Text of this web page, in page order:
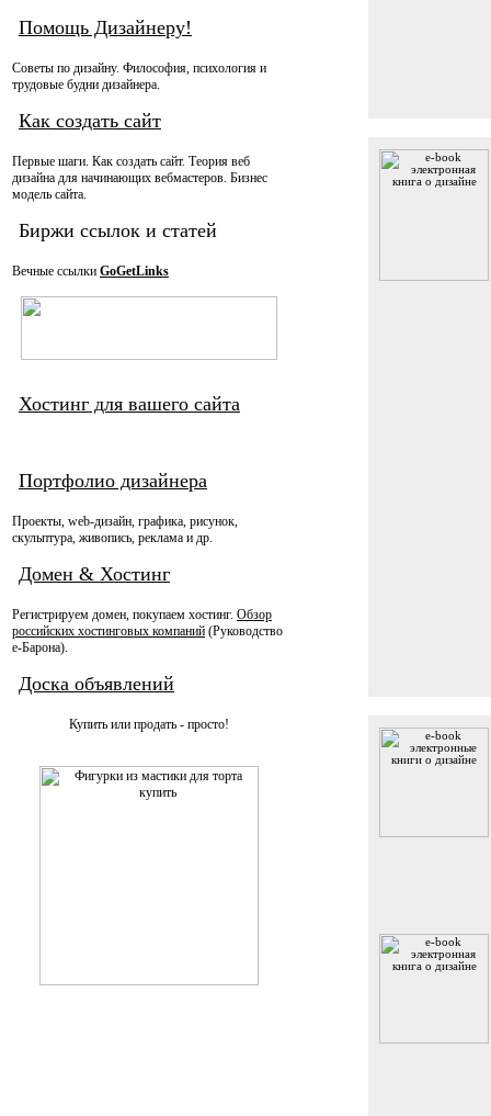
Помощь Дизайнеру!
Советы по дизайну. Философия, психология и
трудовые будни дизайнера.
Как создать сайт
Первые шаги. Как создать сайт. Теория веб
дизайна для начинающих вебмастеров. Бизнес
модель сайта.
Биржи ссылок и статей
Вечные ссылки GoGetLinks
Хостинг для вашего сайта
Портфолио дизайнера
Проекты, web-дизайн, графика, рисунок,
скульптура, живопись, реклама и др.
Домен & Хостинг
Регистрируем домен, покупаем хостинг. Обзор
российских хостинговых компаний (Руководство
e-Барона).
Доска объявлений
Купить или продать - просто!